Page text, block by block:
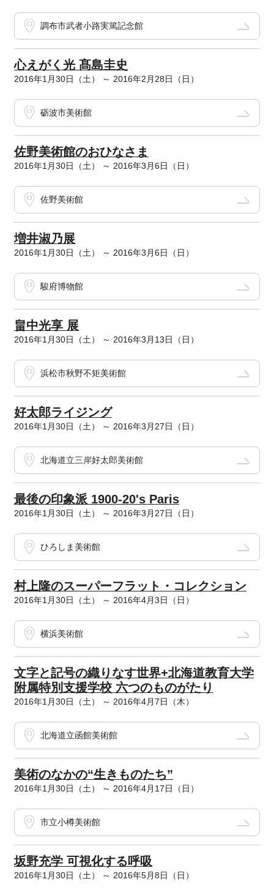
調布市武者小路実篤記念館
心えがく光 髙島圭史
2016年1月30日（土） ～ 2016年2月28日（日）
砺波市美術館
佐野美術館のおひなさま
2016年1月30日（土） ～ 2016年3月6日（日）
佐野美術館
増井淑乃展
2016年1月30日（土） ～ 2016年3月6日（日）
駿府博物館
畠中光享 展
2016年1月30日（土） ～ 2016年3月13日（日）
浜松市秋野不矩美術館
好太郎ライジング
2016年1月30日（土） ～ 2016年3月27日（日）
北海道立三岸好太郎美術館
最後の印象派 1900-20's Paris
2016年1月30日（土） ～ 2016年3月27日（日）
ひろしま美術館
村上隆のスーパーフラット・コレクション
2016年1月30日（土） ～ 2016年4月3日（日）
横浜美術館
文字と記号の織りなす世界+北海道教育大学
附属特別支援学校 六つのものがたり
2016年1月30日（土） ～ 2016年4月7日（木）
北海道立函館美術館
美術のなかの“生きものたち”
2016年1月30日（土） ～ 2016年4月17日（日）
市立小樽美術館
坂野充学 可視化する呼吸
2016年1月30日（土） ～ 2016年5月8日（日）